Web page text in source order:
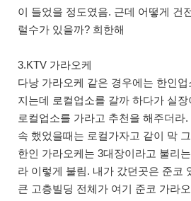
이 들었을 정도였음. 근데 어떻게 건
럴수가 있을까? 희한해
3.KTV 가라오케
다낭 가라오케 같은 경우에는 한인
지는데 로컬업소를 갈까 하다가 실
로컬업소를 가라고 추천을 해주더라
속 했었을때는 로컬가자고 같이 막
한인 가라오케는 3대장이라고 불리
라 이렇게 불림. 내가 갔던곳은 준코
큰 고층빌딩 전체가 여기 준코 가라